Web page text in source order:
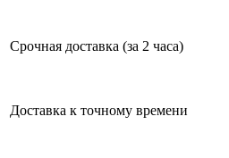
Срочная доставка (за 2 часа)
Доставка к точному времени